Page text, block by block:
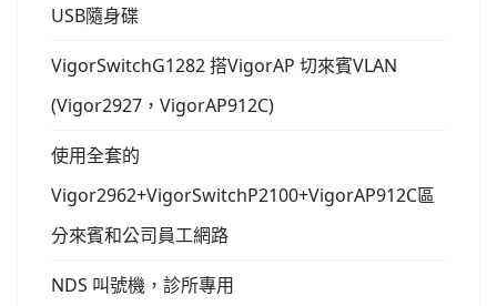
USB隨身碟
VigorSwitchG1282 搭VigorAP 切來賓VLAN
(Vigor2927，VigorAP912C)
使用全套的
Vigor2962+VigorSwitchP2100+VigorAP912C區
分來賓和公司員工網路
NDS 叫號機，診所專用